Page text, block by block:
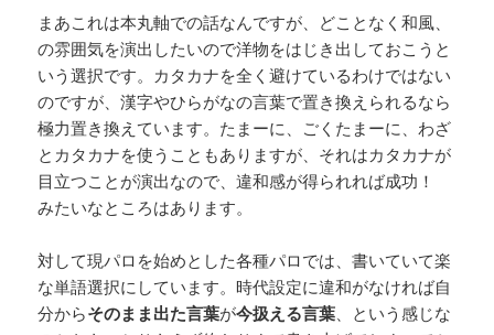
まあこれは本丸軸での話なんですが、どことなく和風、
の雰囲気を演出したいので洋物をはじき出しておこうと
いう選択です。カタカナを全く避けているわけではない
のですが、漢字やひらがなの言葉で置き換えられるなら
極力置き換えています。たまーに、ごくたまーに、わざ
とカタカナを使うこともありますが、それはカタカナが
目立つことが演出なので、違和感が得られれば成功！
みたいなところはあります。
対して現パロを始めとした各種パロでは、書いていて楽
な単語選択にしています。時代設定に違和がなければ自
分からそのまま出た言葉が今扱える言葉、という感じな